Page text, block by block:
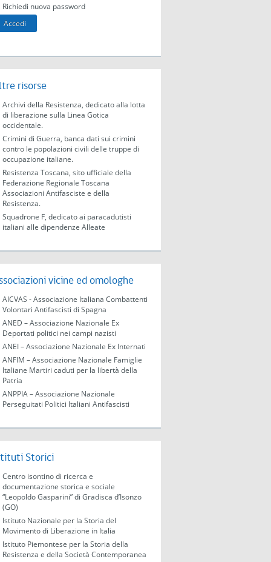
Richiedi nuova password
risorse
Archivi della Resistenza, dedicato alla lotta
di liberazione sulla Linea Gotica
occidentale.
Crimini di Guerra, banca dati sui crimini
contro le popolazioni civili delle truppe di
occupazione italiane.
Resistenza Toscana, sito ufficiale della
Federazione Regionale Toscana
Associazioni Antifasciste e della
Resistenza.
Squadrone F, dedicato ai paracadutisti
italiani alle dipendenze Alleate
vicine ed omologhe
AICVAS - Associazione Italiana Combattenti
Volontari Antifascisti di Spagna
ANED – Associazione Nazionale Ex
Deportati politici nei campi nazisti
ANEI – Associazione Nazionale Ex Internati
ANFIM – Associazione Nazionale Famiglie
Italiane Martiri caduti per la libertà della
Patria
ANPPIA – Associazione Nazionale
Perseguitati Politici Italiani Antifascisti
Storici
Centro isontino di ricerca e
documentazione storica e sociale
“Leopoldo Gasparini” di Gradisca d’Isonzo
(GO)
Istituto Nazionale per la Storia del
Movimento di Liberazione in Italia
Istituto Piemontese per la Storia della
Resistenza e della Società Contemporanea